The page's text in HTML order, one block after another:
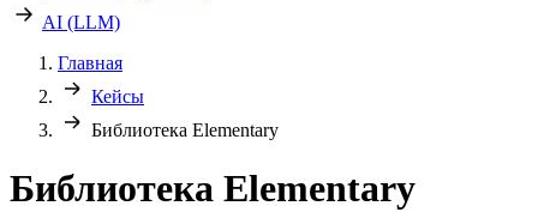
AI (LLM)
Главная
Кейсы
Библиотека Elementary
Библиотека Elementary